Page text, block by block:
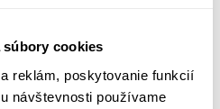
cookies
reklám, poskytovanie funkcií
návštevnosti používame